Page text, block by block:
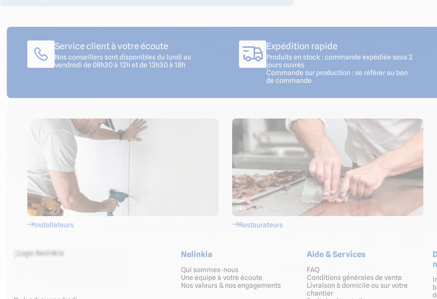
Service client à votre écoute
Nos conseillers sont disponibles du lundi au
vendredi de 08h30 à 12h et de 13h30 à 18h
Expédition rapide
Produits en stock : commande expédiée sous 2
jours ouvrés
Commande sur production : se référer au bon
de commande
Installateurs Restaurateurs
Nelinkia
Qui sommes-nous
Une équipe à votre écoute
Nos valeurs & nos engagements
Aide & Services
FAQ
Conditions générales de vente
Livraison à domicile ou sur votre
chantier